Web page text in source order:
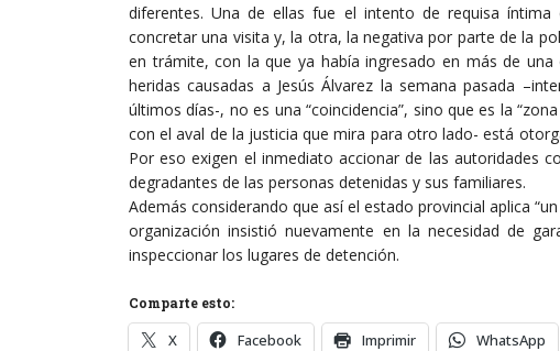
diferentes. Una de ellas fue el intento de requisa
concretar una visita y, la otra, la negativa por parte de la
en trámite, con la que ya había ingresado en más de
heridas causadas a Jesús Álvarez la semana pasada
últimos días-, no es una “coincidencia”, sino que es la
con el aval de la justicia que mira para otro lado- está
Por eso exigen el inmediato accionar de las autoridades
degradantes de las personas detenidas y sus familiares.
Además considerando que así el estado provincial aplica
organización insistió nuevamente en la necesidad de
inspeccionar los lugares de detención.
Comparte esto:
X Facebook Imprimir WhatsApp